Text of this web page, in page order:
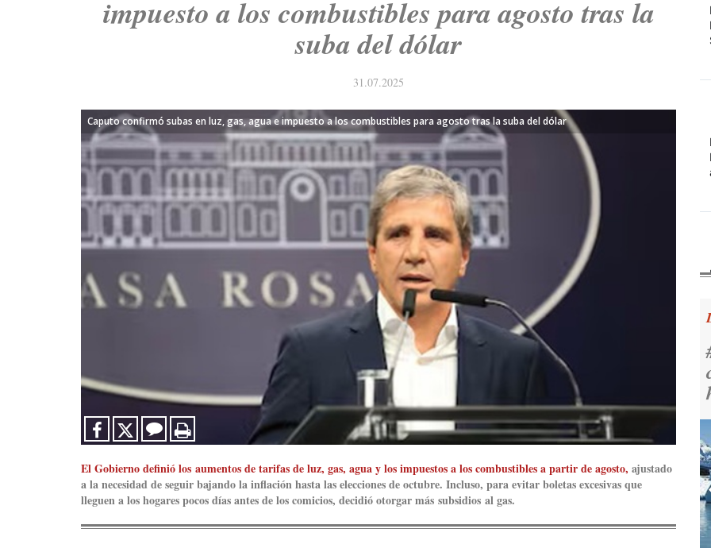
impuesto a los combustibles para agosto tras la
suba del dólar
31.07.2025
Caputo confirmó subas en luz, gas, agua e impuesto a los combustibles para agosto tras la suba del dólar
El Gobierno definió los aumentos de tarifas de luz, gas, agua y los impuestos a los combustibles a partir de agosto, ajustado
a la necesidad de seguir bajando la inflación hasta las elecciones de octubre. Incluso, para evitar boletas excesivas que
lleguen a los hogares pocos días antes de los comicios, decidió otorgar más subsidios al gas.